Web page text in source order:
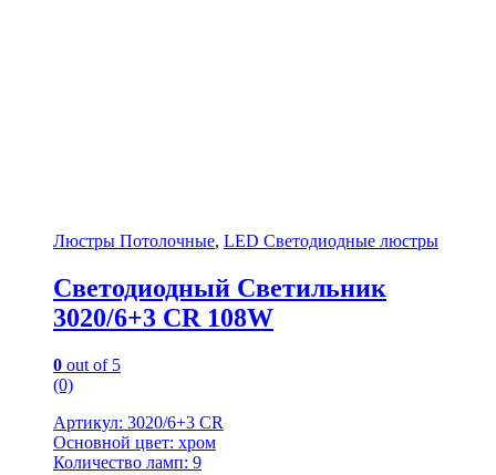
Люстры Потолочные, LED Светодиодные люстры
Светодиодный Светильник
3020/6+3 CR 108W
0 out of 5
(0)
Артикул: 3020/6+3 CR
Основной цвет: хром
Количество ламп: 9